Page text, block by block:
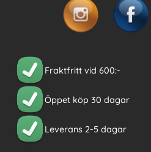
Fraktfritt vid 600:-
Öppet köp 30 dagar
Leverans 2-5 dagar